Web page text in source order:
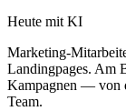
Heute mit KI
Marketing-
Landingpages. Am
Kampagnen — von
Team.